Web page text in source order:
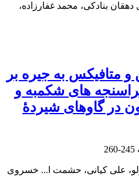
بنادکی، محمد غفارزاده،
و متافیکس به جیره بر
های شکمبه و
در گاوهای شیردۀ
245-260
علی کیانی، حشمت ا... خسروی